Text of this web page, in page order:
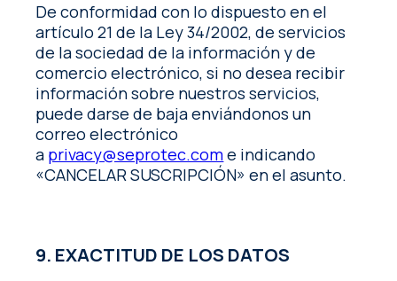
De conformidad con lo dispuesto en el
artículo 21 de la Ley 34/2002, de servicios
de la sociedad de la información y de
comercio electrónico, si no desea recibir
información sobre nuestros servicios,
puede darse de baja enviándonos un
correo electrónico
a privacy@seprotec.come indicando
«CANCELAR SUSCRIPCIÓN» en el asunto.
9. EXACTITUD DE LOS DATOS